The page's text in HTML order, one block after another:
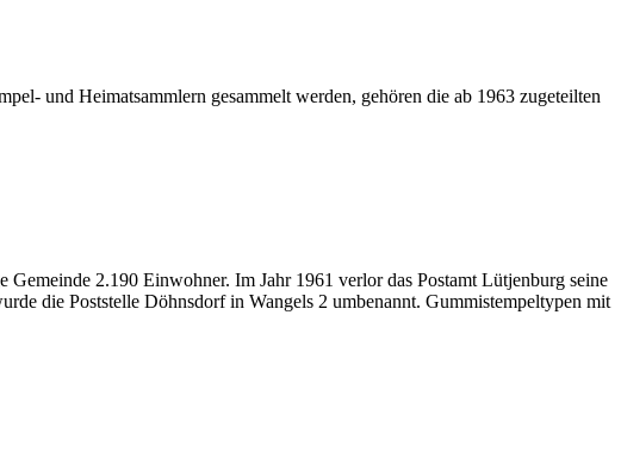
und Heimatsammlern gesammelt werden, gehören die ab 1963 zugeteilten
2.190 Einwohner. Im Jahr 1961 verlor das Postamt Lütjenburg seine
die Poststelle Döhnsdorf in Wangels 2 umbenannt. Gummistempeltypen mit